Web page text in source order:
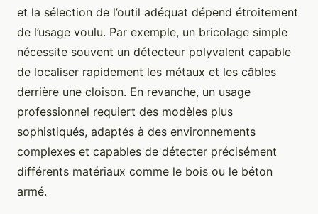
et la sélection de l’outil adéquat dépend étroitement
de l’usage voulu. Par exemple, un bricolage simple
nécessite souvent un détecteur polyvalent capable
de localiser rapidement les métaux et les câbles
derrière une cloison. En revanche, un usage
professionnel requiert des modèles plus
sophistiqués, adaptés à des environnements
complexes et capables de détecter précisément
différents matériaux comme le bois ou le béton
armé.